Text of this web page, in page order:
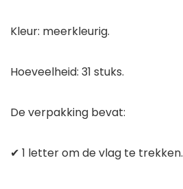
Kleur: meerkleurig.
Hoeveelheid: 31 stuks.
De verpakking bevat:
✔ 1 letter om de vlag te trekken.